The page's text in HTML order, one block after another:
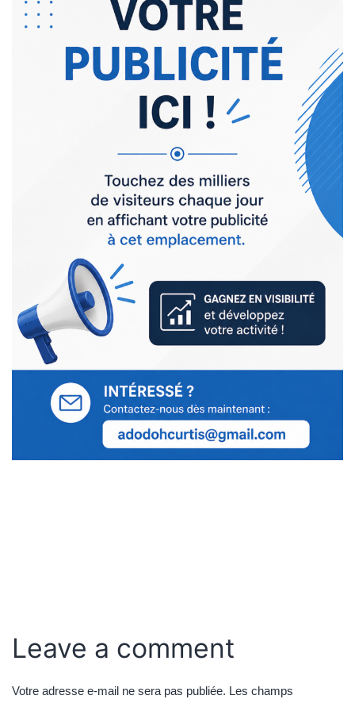
Leave a comment
Votre adresse e-mail ne sera pas publiée. Les champs